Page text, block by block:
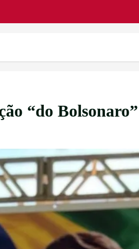
“do Bolsonaro”